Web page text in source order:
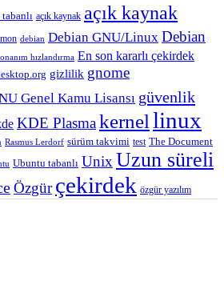
açık kaynak açık kaynak
debian Debian GNU/Linux Debian
hızlandırma En son kararlı çekirdek
gizlilik gnome
Genel Kamu Lisansı güvenlik
KDE Plasmakernel linux
Rasmus Lerdorf sürüm takvimi test The Document
Ubuntu tabanlı Unix Uzun süreli
Özgür çekirdek özgür yazılım